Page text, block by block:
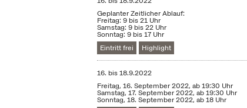
Geplanter Zeitlicher Ablauf:
Freitag: 9 bis 21 Uhr
Samstag: 9 bis 22 Uhr
Sonntag: 9 bis 17 Uhr
Eintritt frei
Highlight
16. bis18.9.2022
Freitag, 16. September 2022, ab 19:30 Uhr
Samstag, 17. September 2022, ab 19:30 Uhr
Sonntag, 18. September 2022, ab 18 Uhr